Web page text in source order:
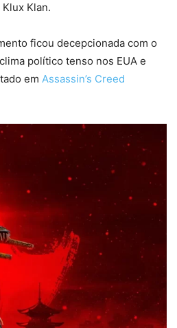
Klan.
ficou decepcionada com o
político tenso nos EUA e
em Assassin’s Creed